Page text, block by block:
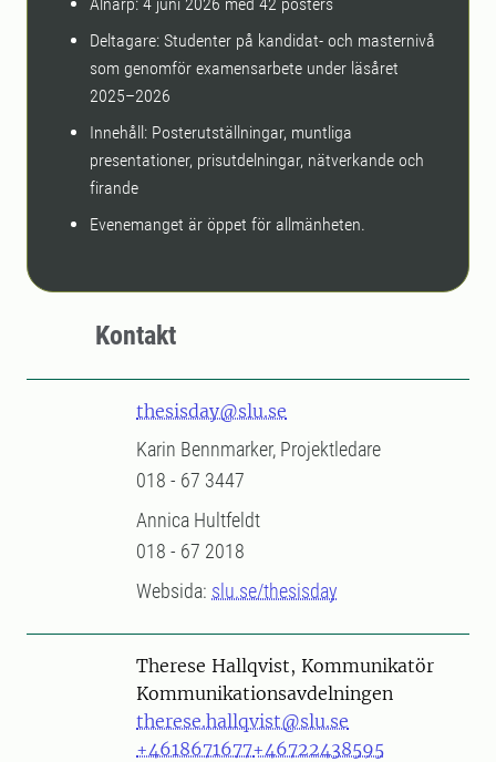
Alnarp: 4 juni 2026 med 42 posters
Deltagare: Studenter på kandidat- och masternivå
som genomför examensarbete under läsåret
2025–2026
Innehåll: Posterutställningar, muntliga
presentationer, prisutdelningar, nätverkande och
firande
Evenemanget är öppet för allmänheten.
Kontakt
thesisday@slu.se
Karin Bennmarker, Projektledare
018 - 67 3447
Annica Hultfeldt
018 - 67 2018
Websida: slu.se/thesisday
PersonTherese Hallqvist, Kommunikatör
Kommunikationsavdelningen
therese.hallqvist@slu.se
+4618671677+46722438595